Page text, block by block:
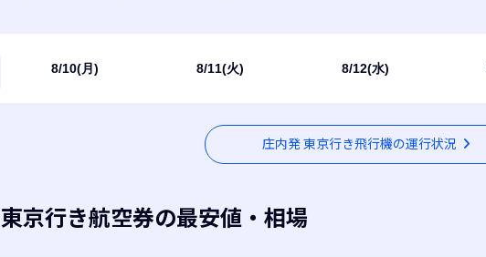
8/10(月) 8/11(火) 8/12(水)
庄内発 東京行き飛行機の運行状況
東京行き航空券の最安値・相場